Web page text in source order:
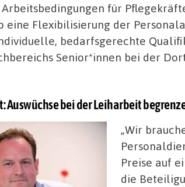
Arbeitsbedingungen für
eine Flexibilisierung der
bedarfsgerechte
Senior*innen bei der
Auswüchse bei der Leiharbeit
„Wir
Preise auf
die